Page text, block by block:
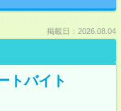
掲載日：2026.08.04
トバイト